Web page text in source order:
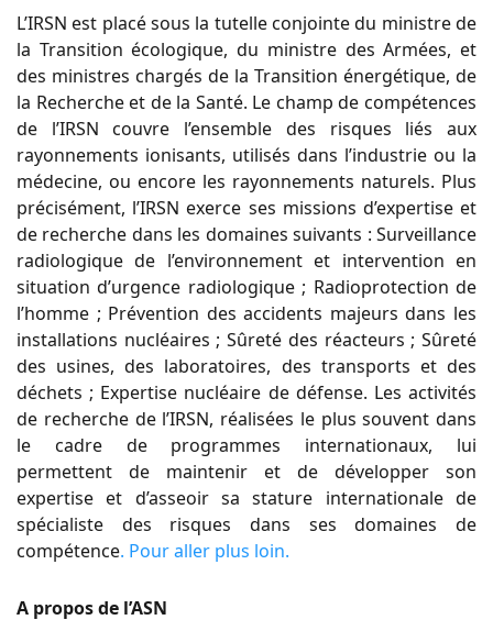
L’IRSN est placé sous la tutelle conjointe du ministre de
la Transition écologique, du ministre des Armées, et
des ministres chargés de la Transition énergétique, de
la Recherche et de la Santé. Le champ de compétences
de l’IRSN couvre l’ensemble des risques liés aux
rayonnements ionisants, utilisés dans l’industrie ou la
médecine, ou encore les rayonnements naturels. Plus
précisément, l’IRSN exerce ses missions d’expertise et
de recherche dans les domaines suivants : Surveillance
radiologique de l’environnement et intervention en
situation d’urgence radiologique ; Radioprotection de
l’homme ; Prévention des accidents majeurs dans les
installations nucléaires ; Sûreté des réacteurs ; Sûreté
des usines, des laboratoires, des transports et des
déchets ; Expertise nucléaire de défense. Les activités
de recherche de l’IRSN, réalisées le plus souvent dans
le cadre de programmes internationaux, lui
permettent de maintenir et de développer son
expertise et d’asseoir sa stature internationale de
spécialiste des risques dans ses domaines de
compétence. Pour aller plus loin.
A propos de l’ASN